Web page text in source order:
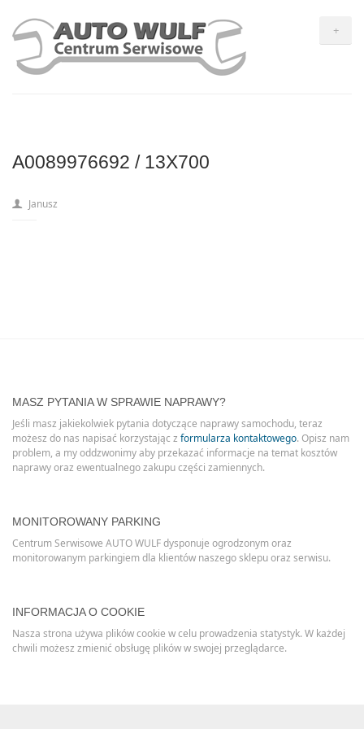
+
A0089976692 / 13X700
Janusz
MASZ PYTANIA W SPRAWIE NAPRAWY?
Jeśli masz jakiekolwiek pytania dotyczące naprawy samochodu, teraz
możesz do nas napisać korzystając z formularza kontaktowego. Opisz nam
problem, a my oddzwonimy aby przekazać informacje na temat kosztów
naprawy oraz ewentualnego zakupu części zamiennych.
MONITOROWANY PARKING
Centrum Serwisowe AUTO WULF dysponuje ogrodzonym oraz
monitorowanym parkingiem dla klientów naszego sklepu oraz serwisu.
INFORMACJA O COOKIE
Nasza strona używa plików cookie w celu prowadzenia statystyk. W każdej
chwili możesz zmienić obsługę plików w swojej przeglądarce.